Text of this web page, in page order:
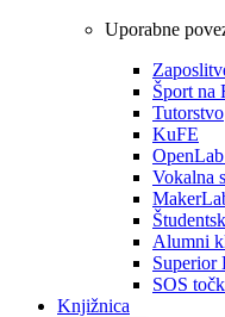
Uporabne
Šport na
Tutorstvo
KuFE
Vokalna
Alumni
Superior
SOS
Knjižnica